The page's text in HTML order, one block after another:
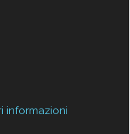
informazioni